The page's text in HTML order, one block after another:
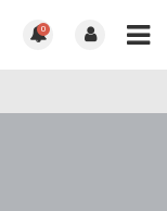
0